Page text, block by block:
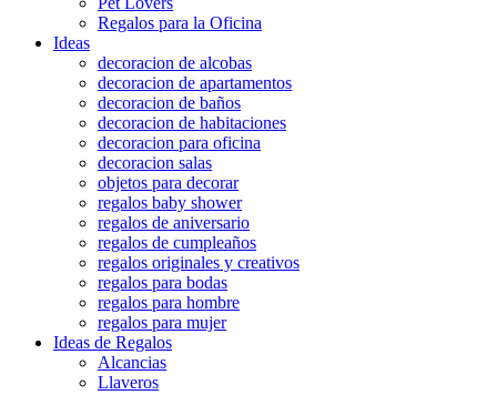
Regalos para la Oficina
Ideas
decoracion de alcobas
decoracion de apartamentos
decoracion de baños
decoracion de habitaciones
decoracion para oficina
decoracion salas
objetos para decorar
regalos baby shower
regalos de aniversario
regalos de cumpleaños
regalos originales y creativos
regalos para bodas
regalos para hombre
regalos para mujer
Ideas de Regalos
Alcancias
Llaveros